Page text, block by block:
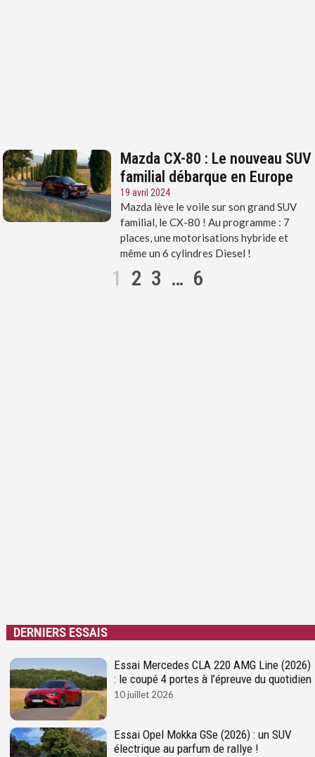
Mazda CX-80 : Le nouveau SUV
familial débarque en Europe
19 avril 2024
Mazda lève le voile sur son grand SUV
familial, le CX-80 ! Au programme : 7
places, une motorisations hybride et
même un 6 cylindres Diesel !
1 2 3 … 6
DERNIERS ESSAIS
Essai Mercedes CLA 220 AMG Line (2026)
: le coupé 4 portes à l’épreuve du quotidien
10 juillet 2026
Essai Opel Mokka GSe (2026) : un SUV
électrique au parfum de rallye !